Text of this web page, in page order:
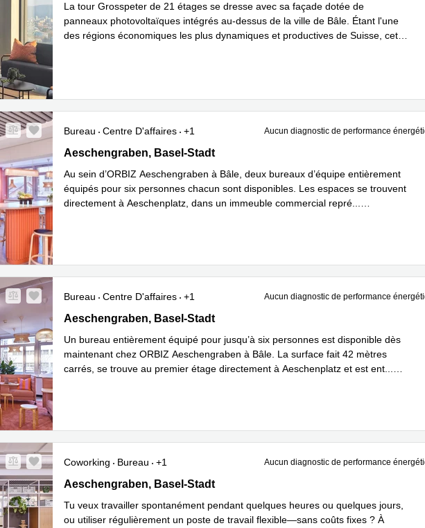
La tour Grosspeter de 21 étages se dresse avec sa façade dotée de
panneaux photovoltaïques intégrés au-dessus de la ville de Bâle. Étant l'une
des régions économiques les plus dynamiques et productives de Suisse, cett
Bureau Centre D'affaires +1 Aucun diagnostic de performance
Aeschengraben 9, Basel-Stadt
Aeschengraben, Basel-Stadt
Au sein d’ORBIZ Aeschengraben à Bâle, deux bureaux d’équipe entièrement
équipés pour six personnes chacun sont disponibles. Les espaces se trouvent
directement à Aeschenplatz, dans un immeuble commercial repré
Bureau Centre D'affaires +1 Aucun diagnostic de performance
Aeschengraben 9, Basel-Stadt
Aeschengraben, Basel-Stadt
Un bureau entièrement équipé pour jusqu’à six personnes est disponible dès
maintenant chez ORBIZ Aeschengraben à Bâle. La surface fait 42 mètres
carrés, se trouve au premier étage directement à Aeschenplatz et est ent
Coworking Bureau +1 Aucun diagnostic de performance
Aeschengraben 9, Basel-Stadt
Aeschengraben, Basel-Stadt
Tu veux travailler spontanément pendant quelques heures ou quelques jours,
ou utiliser régulièrement un poste de travail flexible—sans coûts fixes ? À